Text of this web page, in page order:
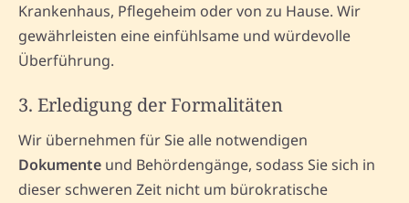
Krankenhaus, Pflegeheim oder von zu Hause. Wir
gewährleisten eine einfühlsame und würdevolle
Überführung.
3. Erledigung der Formalitäten
Wir übernehmen für Sie alle notwendigen
Dokumente und Behördengänge, sodass Sie sich in
dieser schweren Zeit nicht um bürokratische